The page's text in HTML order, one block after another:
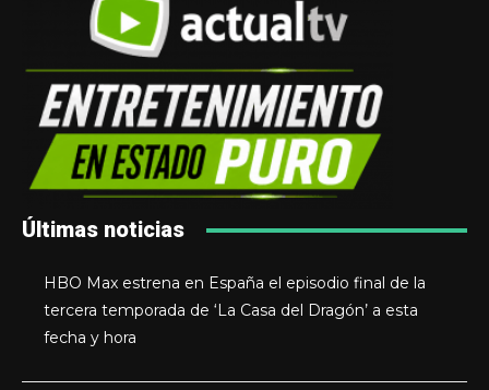
Últimas noticias
HBO Max estrena en España el episodio final de la
tercera temporada de ‘La Casa del Dragón’ a esta
fecha y hora